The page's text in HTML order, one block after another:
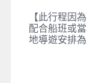
【此行程因
配合船班或
地導遊安排為